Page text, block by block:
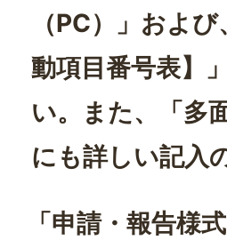
（PC）」およ
動項目番号表】
い。また、「多
にも詳しい記入
「申請・報告様